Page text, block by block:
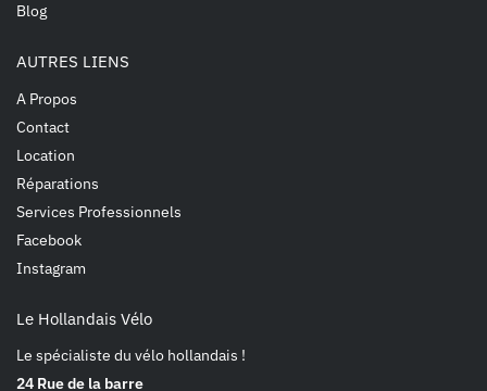
Blog
AUTRES LIENS
A Propos
Contact
Location
Réparations
Services Professionnels
Facebook
Instagram
Le Hollandais Vélo
Le spécialiste du vélo hollandais !
24 Rue de la barre